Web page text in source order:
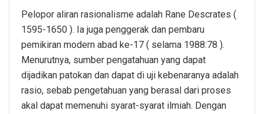
Pelopor aliran rasionalisme adalah Rane Descrates (
1595-1650 ). Ia juga penggerak dan pembaru
pemikiran modern abad ke-17 ( selama 1988:78 ).
Menurutnya, sumber pengatahuan yang dapat
dijadikan patokan dan dapat di uji kebenaranya adalah
rasio, sebab pengetahuan yang berasal dari proses
akal dapat memenuhi syarat-syarat ilmiah. Dengan